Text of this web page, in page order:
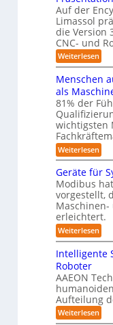
s
y
s
t
e
f
ü
r
R
o
b
o
t
i
k
u
n
d
L
g
i
s
t
R
e
i
n
r
ä
u
m
e
b
i
s
S
O
-
K
l
s
e
5
z
r
g
l
e
i
c
h
v
o
n
m
i
l
i
t
ä
r
i
s
c
h
e
r
B
o
e
r
o
b
o
t
e
i
-
S
t
a
t
i
o
n
e
n
-
S
c
h
w
i
ß
c
o
b
o
t
Auf der
Limassol
die Version
CNC- und
Weiterlesen:
P
ä
s
e
n
t
a
t
i
o
n
v
o
n
E
n
c
y
.
Menschen
als
81% der
wichtigsten
Weiterlesen:
M
n
s
c
h
e
n
a
u
c
n
Z
e
i
t
Geräte für
Modibus
vorgestellt,
erleichtert.
Weiterlesen:
G
e
r
t
e
f
ü
r
Intelligente
Roboter
AAEON
Aufteilung
Weiterlesen:
I